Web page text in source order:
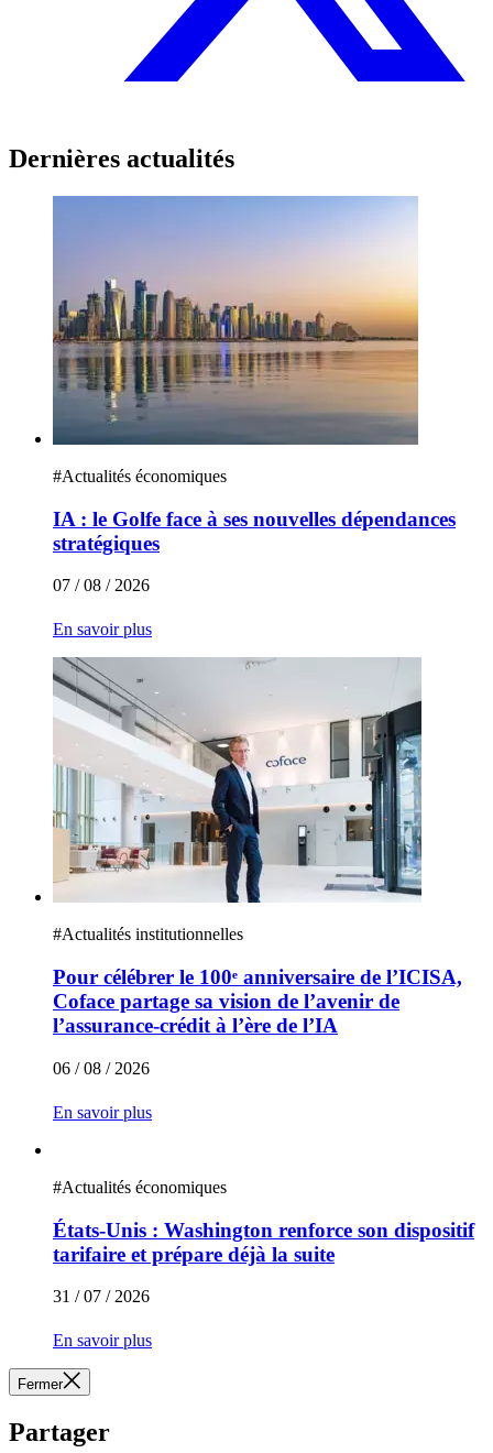
Dernières actualités
#Actualités économiques
IA : le Golfe face à ses nouvelles dépendances
stratégiques
07 / 08 / 2026
En savoir plus
#Actualités institutionnelles
Pour célébrer le 100ᵉ anniversaire de l’ICISA,
Coface partage sa vision de l’avenir de
l’assurance-crédit à l’ère de l’IA
06 / 08 / 2026
En savoir plus
#Actualités économiques
États-Unis : Washington renforce son dispositif
tarifaire et prépare déjà la suite
31 / 07 / 2026
En savoir plus
Fermer
Partager